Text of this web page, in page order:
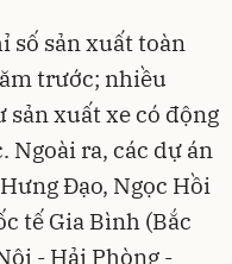
số sản xuất toàn
trước; nhiều
xuất xe có động
Ngoài ra, các dự án
Đạo, Ngọc Hồi
tế Gia Bình (Bắc
- Hải Phòng -